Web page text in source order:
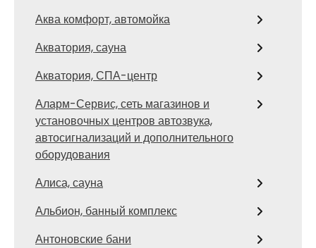
Аква комфорт, автомойка
Акватория, сауна
Акватория, СПА-центр
Аларм-Сервис, сеть магазинов и
установочных центров автозвука,
автосигнализаций и дополнительного
оборудования
Алиса, сауна
Альбион, банный комплекс
Антоновские бани